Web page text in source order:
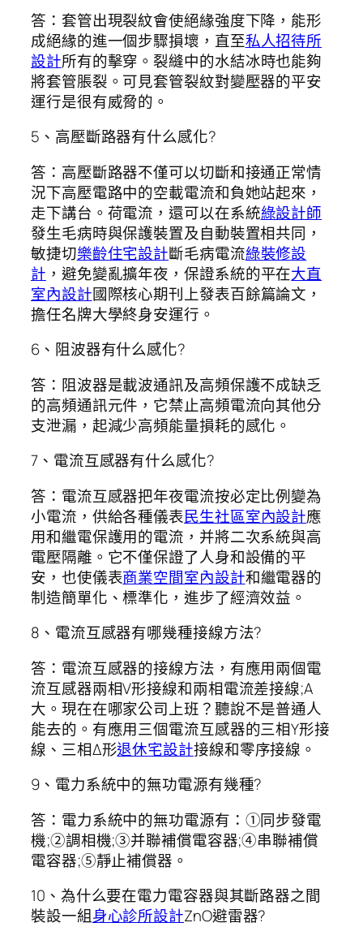
答：套管出現裂紋會使絕緣強度下降，能形
成絕緣的進一個步驟損壞，直至私人招待所
設計所有的擊穿。裂縫中的水結冰時也能夠
將套管脹裂。可見套管裂紋對變壓器的平安
運行是很有威脅的。
5、高壓斷路器有什么感化?
答：高壓斷路器不僅可以切斷和接通正常情
況下高壓電路中的空載電流和負她站起來，
走下講台。荷電流，還可以在系統綠設計師
發生毛病時與保護裝置及自動裝置相共同，
敏捷切樂齡住宅設計斷毛病電流綠裝修設
計 ，避免變亂擴年夜，保證系統的平在大直
室內設計國際核心期刊上發表百餘篇論文，
擔任名牌大學終身安運行。
6、阻波器有什么感化?
答：阻波器是載波通訊及高頻保護不成缺乏
的高頻通訊元件，它禁止高頻電流向其他分
支泄漏，起減少高頻能量損耗的感化。
7、電流互感器有什么感化?
答：電流互感器把年夜電流按必定比例變為
小電流，供給各種儀表民生社區室內設計應
用和繼電保護用的電流，并將二次系統與高
電壓隔離。它不僅保證了人身和設備的平
安，也使儀表商業空間室內設計和繼電器的
制造簡單化、標準化，進步了經濟效益。
8、電流互感器有哪幾種接線方法?
答：電流互感器的接線方法，有應用兩個電
流互感器兩相V形接線和兩相電流差接線;A
大。現在在哪家公司上班？聽說不是普通人
能去的。有應用三個電流互感器的三相Y形接
線、三相Δ形退休宅設計接線和零序接線。
9、電力系統中的無功電源有幾種?
答：電力系統中的無功電源有：①同步發電
機;②調相機;③并聯補償電容器;④串聯補償
電容器;⑤靜止補償器。
10、為什么要在電力電容器與其斷路器之間
裝設一組身心診所設計ZnO避雷器?